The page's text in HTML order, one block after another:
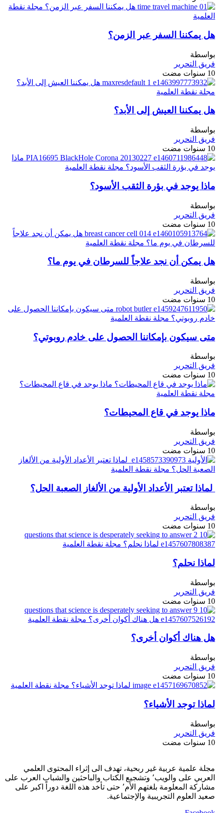
هل يمكننا السفر عبر الزمن؟
بواسطة
فريق التحرير
10 سنوات مضت
هل يمكننا العيش إلى الأبد؟
بواسطة
فريق التحرير
10 سنوات مضت
ماذا يوجد في بؤرة الثقب الأسود؟
بواسطة
فريق التحرير
10 سنوات مضت
هل يمكن أن نجد علاجاً للسرطان في يوم ما؟
بواسطة
فريق التحرير
10 سنوات مضت
متى سيكون بإمكاننا الحصول على خادم روبوتي؟
بواسطة
فريق التحرير
10 سنوات مضت
ماذا يوجد في قاع المحيطات؟
بواسطة
فريق التحرير
10 سنوات مضت
لماذا تعتبر الأعداد الأولية من الألغاز الصعبة الحل؟
بواسطة
فريق التحرير
10 سنوات مضت
لماذا نحلم؟
بواسطة
فريق التحرير
10 سنوات مضت
هل هناك أكوان أخرى؟
بواسطة
فريق التحرير
10 سنوات مضت
لماذا توجد الأشياء؟
بواسطة
فريق التحرير
10 سنوات مضت
مجلة علمية عربية غير ربحية، تهدف الى إثراء المحتوى العلمي
العربي على والويب٬ وتشجيع الكتاب والباحثين والشباب العرب على
مشاركة المعلومة بلغتهم الأم٬ حتى تأخد هذه اللغة دوراً اكبر على
صعيد العلوم التجريبية والإجتماعية.